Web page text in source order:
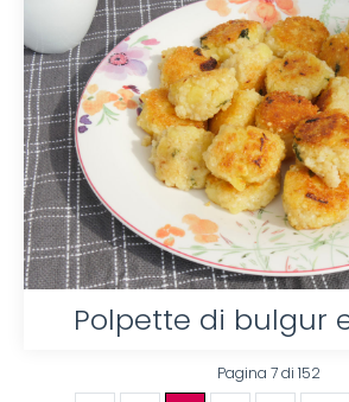
Polpette di bulgur
Pagina 7 di 152